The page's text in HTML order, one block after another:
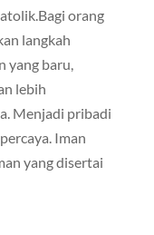
orang
langkah
yang baru,
lebih
Menjadi pribadi
Iman
yang disertai